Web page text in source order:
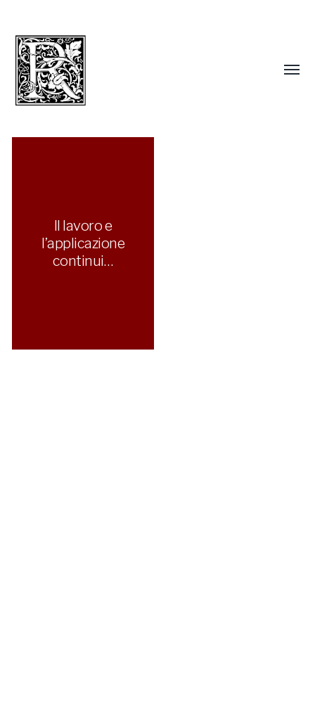
Il lavoro e
l’applicazione
continui…